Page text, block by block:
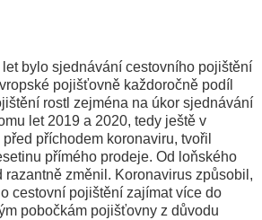
bylo sjednávání cestovního pojištění
pojišťovně každoročně podíl
rostl zejména na úkor sjednávání
let 2019 a 2020, tedy ještě v
příchodem koronaviru, tvořil
přímého prodeje. Od loňského
razantně změnil. Koronavirus způsobil,
cestovní pojištění zajímat více do
pobočkám pojišťovny z důvodu